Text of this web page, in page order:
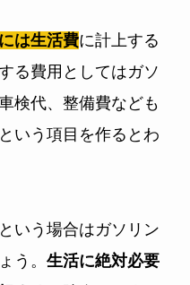
は生活費に計上する
る費用としてはガソ
検代、整備費なども
いう項目を作るとわ
いう場合はガソリン
う。 生活に絶対必要